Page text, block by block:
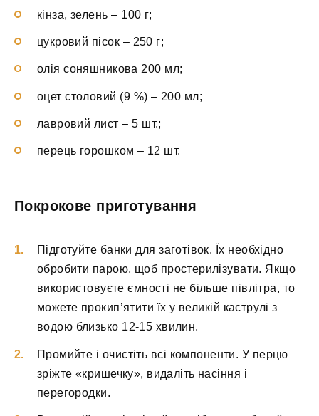
кінза, зелень – 100 г;
цукровий пісок – 250 г;
олія соняшникова 200 мл;
оцет столовий (9 %) – 200 мл;
лавровий лист – 5 шт.;
перець горошком – 12 шт.
Покрокове приготування
Підготуйте банки для заготівок. Їх необхідно
обробити парою, щоб простерилізувати. Якщо
використовуєте ємності не більше півлітра, то
можете прокип’ятити їх у великій каструлі з
водою близько 12-15 хвилин.
Промийте і очистіть всі компоненти. У перцю
зріжте «кришечку», видаліть насіння і
перегородки.